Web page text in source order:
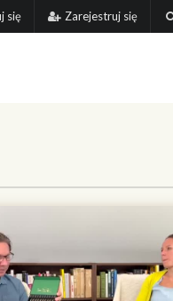
się Zarejestruj się